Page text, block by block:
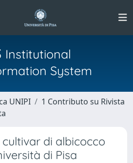
Institutional
System
UNIPI
1 Contributo su Rivista
di albicocco
di Pisa